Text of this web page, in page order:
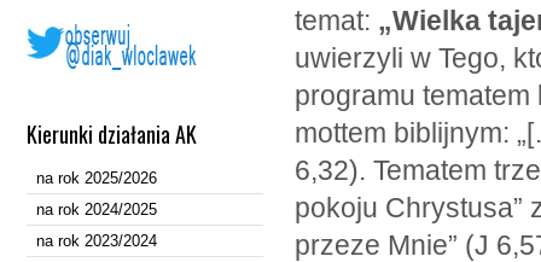
Kierunki działania AK
na rok 2025/2026
na rok 2024/2025
na rok 2023/2024
temat: „Wielka
uwierzyli w Tego,
programu tematem
mottem biblijnym:
6,32). Tematem
pokoju Chrystusa”
przeze Mnie” (J